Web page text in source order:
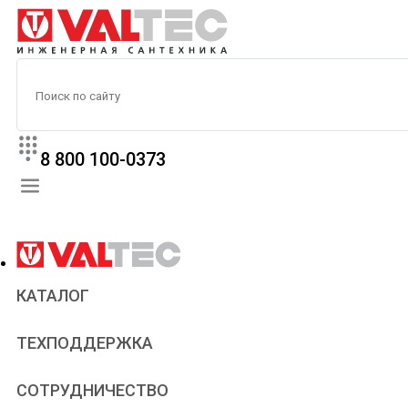
8 800 100-0373
КАТАЛОГ
ТЕХПОДДЕРЖКА
Паспорта и сертификаты
Статьи
СОТРУДНИЧЕСТВО
Сантехникам